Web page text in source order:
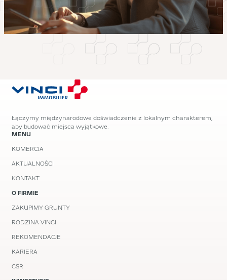
Łączymy międzynarodowe doświadczenie z lokalnym charakterem,
aby budować miejsca wyjątkowe.
MENU
KOMERCJA
AKTUALNOŚCI
KONTAKT
O FIRMIE
ZAKUPIMY GRUNTY
RODZINA VINCI
REKOMENDACJE
KARIERA
CSR